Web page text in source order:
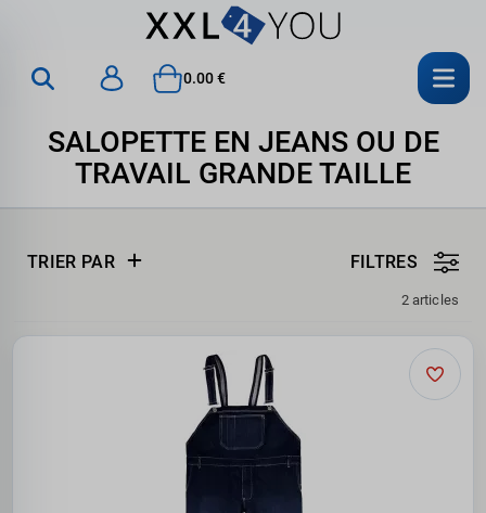
0.00 €
SALOPETTE EN JEANS OU DE
TRAVAIL GRANDE TAILLE
TRIER PAR FILTRES
2 articles